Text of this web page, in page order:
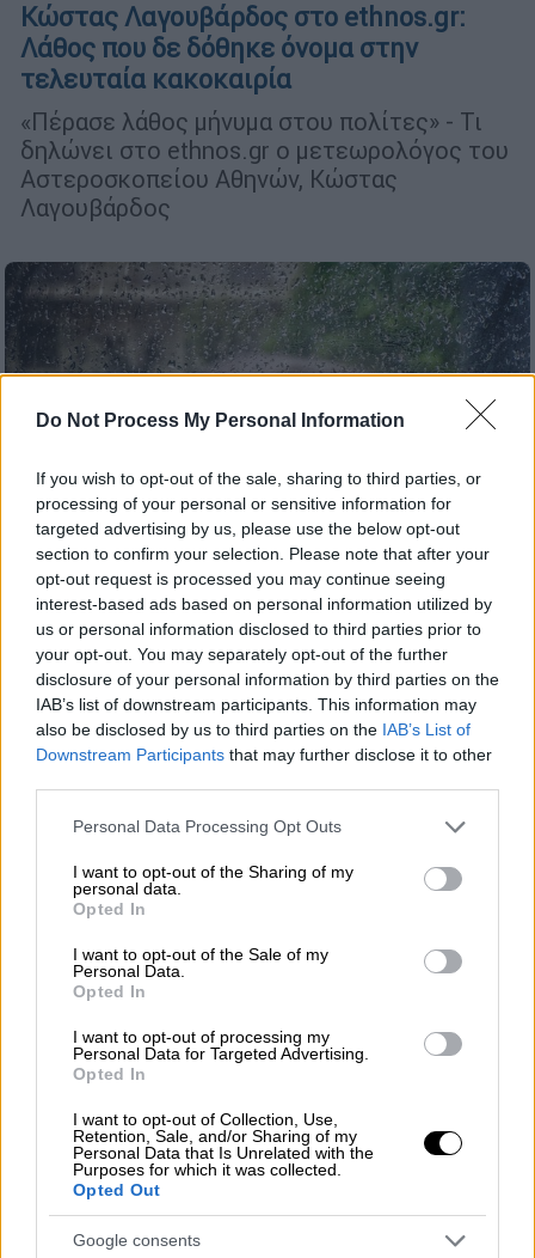
Do Not Process My Personal Information
If you wish to opt-out of the sale, sharing to third parties, or
processing of your personal or sensitive information for
targeted advertising by us, please use the below opt-out
section to confirm your selection. Please note that after your
opt-out request is processed you may continue seeing
interest-based ads based on personal information utilized by
us or personal information disclosed to third parties prior to
your opt-out. You may separately opt-out of the further
disclosure of your personal information by third parties on the
IAB’s list of downstream participants. This information may
also be disclosed by us to third parties on the IAB’s List of
Downstream Participants that may further disclose it to other
Please note that this website/app uses one or more Google
not limited to your visit or usage behaviour. You may click to
grant or deny consent to Google and its third-party tags to
use your data for below specified purposes in below Google
consent section.
Personal Data Processing Opt Outs
I want to opt-out of the Sharing of my
personal data.
Opted In
I want to opt-out of the Sale of my
Personal Data.
Opted In
I want to opt-out of processing my
Personal Data for Targeted Advertising.
Opted In
I want to opt-out of Collection, Use,
Retention, Sale, and/or Sharing of my
Personal Data that Is Unrelated with the
Purposes for which it was collected.
Opted Out
Google consents
Κώστας Λαγουβάρδος στο ethnos.gr:
Λάθος που δε δόθηκε όνομα στην
τελευταία κακοκαιρία
«Πέρασε λάθος μήνυμα στου πολίτες» - Τι
δηλώνει στο ethnos.gr o μετεωρολόγος του
Αστεροσκοπείου Αθηνών, Κώστας
Λαγουβάρδος
Ελλάδα|25.03.2020 14:41
Καιρός: Βαρομετρικό χαμηλό από τη
Σικελία «φέρνει» βροχές έως την
Παρασκευή
Βροχές και σποραδικές καταιγίδες θα
- Σε ποιες περιοχές θα χιονίσει